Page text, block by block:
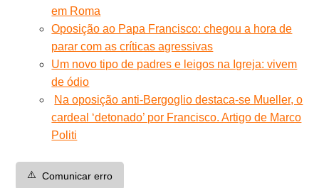
em Roma
Oposição ao Papa Francisco: chegou a hora de
parar com as críticas agressivas
Um novo tipo de padres e leigos na Igreja: vivem
de ódio
Na oposição anti-Bergoglio destaca-se Mueller, o
cardeal ‘detonado’ por Francisco. Artigo de Marco
Politi
⚠️ Comunicar erro